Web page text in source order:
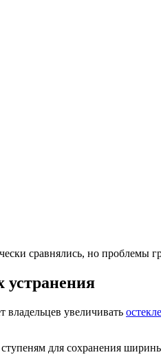
сравнялись, но проблемы
увеличивать
для сохранения